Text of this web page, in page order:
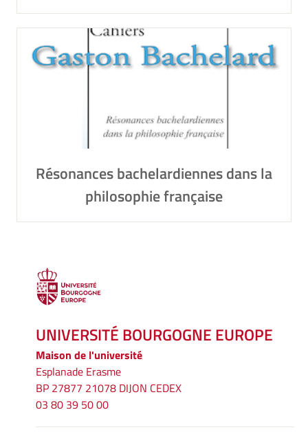
Résonances bachelardiennes dans la
philosophie française
UNIVERSITÉ BOURGOGNE EUROPE
Maison de l'université
Esplanade Erasme
BP 27877 21078 DIJON CEDEX
03 80 39 50 00